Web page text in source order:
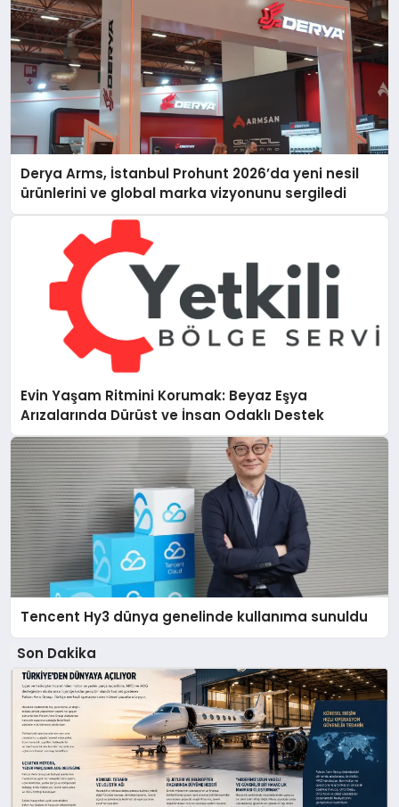
Derya Arms, İstanbul Prohunt 2026’da yeni nesil
ürünlerini ve global marka vizyonunu sergiledi
Evin Yaşam Ritmini Korumak: Beyaz Eşya
Arızalarında Dürüst ve İnsan Odaklı Destek
Tencent Hy3 dünya genelinde kullanıma sunuldu
Son Dakika